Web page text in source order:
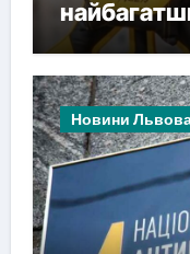
Новини